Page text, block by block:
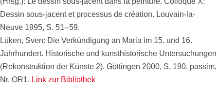
Dessin sous-jacent et processus de création. Louvain-la-
Neuve 1995, S. 51--59.
Lüken, Sven: Die Verkündigung an Maria im 15. und 16.
Jahrhundert. Historische und kunsthistorische Untersuchungen
(Rekonstruktion der Künste 2). Göttingen 2000, S. 190, passim,
Nr. OR1. Link zur Bibliothek